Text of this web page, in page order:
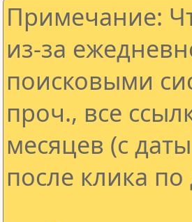
Примечание:
из-за
поисковыми
проч., все
месяцев (с
после клика